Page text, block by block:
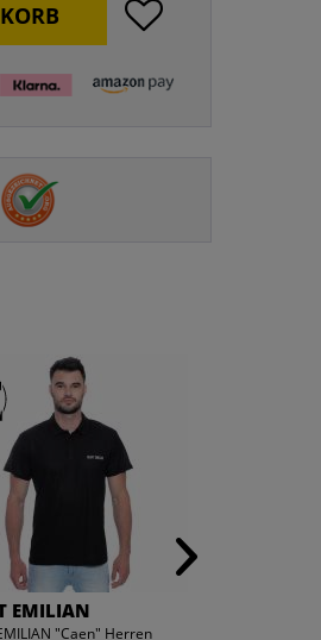
EMILIAN
"Caen" Herren